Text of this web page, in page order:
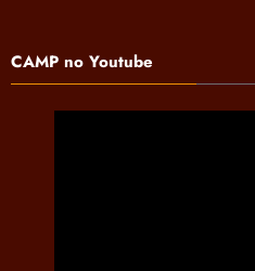
CAMP no Youtube